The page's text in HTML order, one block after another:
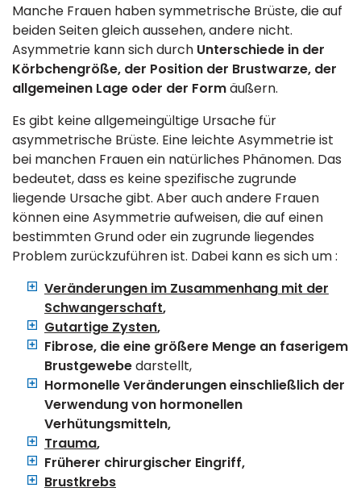
Manche Frauen haben symmetrische Brüste, die auf
beiden Seiten gleich aussehen, andere nicht.
Asymmetrie kann sich durch Unterschiede in der
Körbchengröße, der Position der Brustwarze, der
allgemeinen Lage oder der Formäußern.
Es gibt keine allgemeingültige Ursache für
asymmetrische Brüste. Eine leichte Asymmetrie ist
bei manchen Frauen ein natürliches Phänomen. Das
bedeutet, dass es keine spezifische zugrunde
liegende Ursache gibt. Aber auch andere Frauen
können eine Asymmetrie aufweisen, die auf einen
bestimmten Grund oder ein zugrunde liegendes
Problem zurückzuführen ist. Dabei kann es sich um :
Veränderungen im Zusammenhang mit der
Schwangerschaft,
Gutartige Zysten,
Fibrose, die eine größere Menge an faserigem
Brustgewebedarstellt,
Hormonelle Veränderungen einschließlich der
Verwendung von hormonellen
Verhütungsmitteln,
Trauma,
Früherer chirurgischer Eingriff,
Brustkrebs